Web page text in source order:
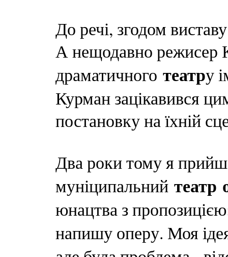
До речі, згодом
А нещодавно режисер
драматичного театру
Курман зацікавився
постановку на їхній
Два роки тому я
муніципальний театр
юнацтва з
напишу оперу. Моя